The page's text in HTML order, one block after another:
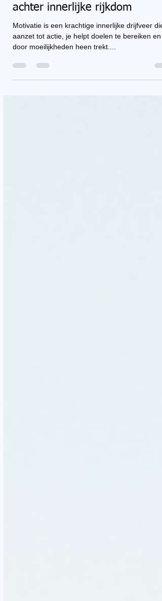
Motivatie: De drijvende kracht
achter innerlijke rijkdom
Motivatie is een krachtige innerlijke drijfveer die
door moeilijkheden heen trekt....